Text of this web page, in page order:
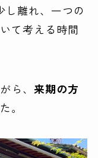
し離れ、一つの
て考える時間
ら、 来期の方
。